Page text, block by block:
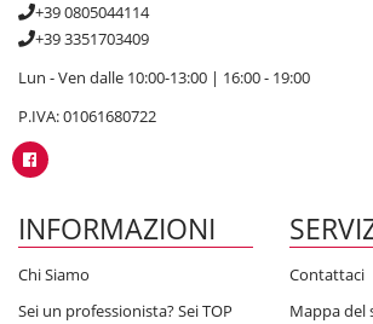
+39 0805044114
+39 3351703409
Lun - Ven dalle 10:00-13:00 | 16:00 - 19:00
P.IVA: 01061680722
INFORMAZIONI
Chi Siamo
Sei un professionista? Sei TOP
Contattaci
Mappa del